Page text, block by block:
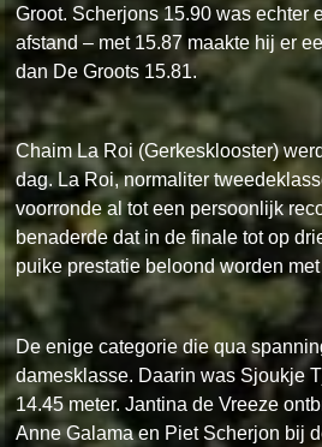
Groot. Scherjons 15.90 was echter
afstand – met 15.87 maakte hij er
dan De Groots 15.81.
Chaim La Roi (Gerkesklooster)
dag. La Roi, normaliter
voorronde al tot een persoonlijk
benaderde dat in de finale tot op
puike prestatie beloond worden
De enige categorie die qua
damesklasse. Daarin was Sjoukje
14.45 meter. Jantina de Vreeze
Anne Galama en Piet Scherjon bij